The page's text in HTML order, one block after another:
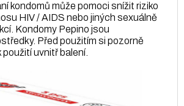
kondomů může pomoci snížit riziko
HIV / AIDS nebo jiných sexuálně
Kondomy Pepino jsou
Před použitím si pozorně
uvnitř balení.